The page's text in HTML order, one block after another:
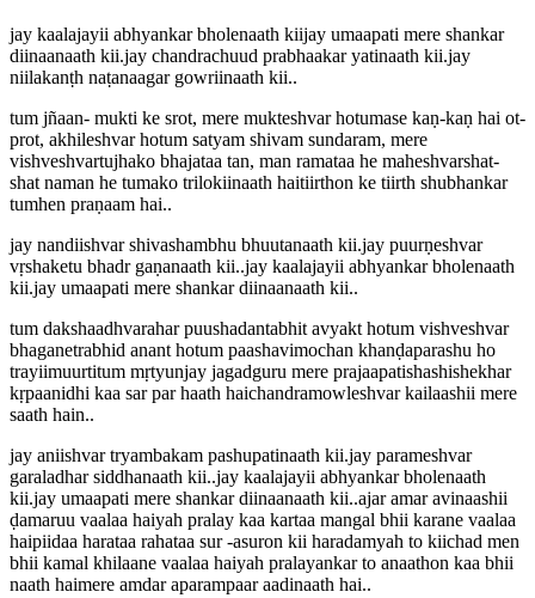
jay kaalajayii abhyankar bholenaath kiijay umaapati mere shankar
diinaanaath kii.jay chandrachuud prabhaakar yatinaath kii.jay
niilakanṭh naṭanaagar gowriinaath kii..
tum jñaan- mukti ke srot, mere mukteshvar hotumase kaṇ-kaṇ hai ot-
prot, akhileshvar hotum satyam shivam sundaram, mere
vishveshvartujhako bhajataa tan, man ramataa he maheshvarshat-
shat naman he tumako trilokiinaath haitiirthon ke tiirth shubhankar
tumhen praṇaam hai..
jay nandiishvar shivashambhu bhuutanaath kii.jay puurṇeshvar
vṛshaketu bhadr gaṇanaath kii..jay kaalajayii abhyankar bholenaath
kii.jay umaapati mere shankar diinaanaath kii..
tum dakshaadhvarahar puushadantabhit avyakt hotum vishveshvar
bhaganetrabhid anant hotum paashavimochan khanḍaparashu ho
trayiimuurtitum mṛtyunjay jagadguru mere prajaapatishashishekhar
kṛpaanidhi kaa sar par haath haichandramowleshvar kailaashii mere
saath hain..
jay aniishvar tryambakam pashupatinaath kii.jay parameshvar
garaladhar siddhanaath kii..jay kaalajayii abhyankar bholenaath
kii.jay umaapati mere shankar diinaanaath kii..ajar amar avinaashii
ḍamaruu vaalaa haiyah pralay kaa kartaa mangal bhii karane vaalaa
haipiidaa harataa rahataa sur -asuron kii haradamyah to kiichad men
bhii kamal khilaane vaalaa haiyah pralayankar to anaathon kaa bhii
naath haimere amdar aparampaar aadinaath hai..